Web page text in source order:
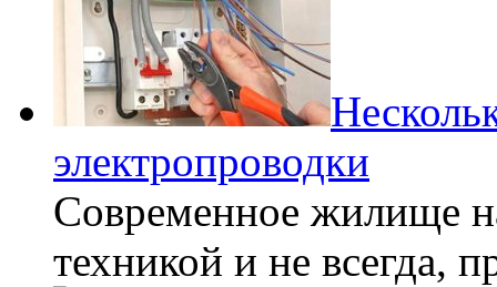
электропроводки
Современное жилище
техникой и не всегда,